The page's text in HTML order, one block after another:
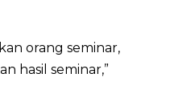
orang seminar,
hasil seminar,”